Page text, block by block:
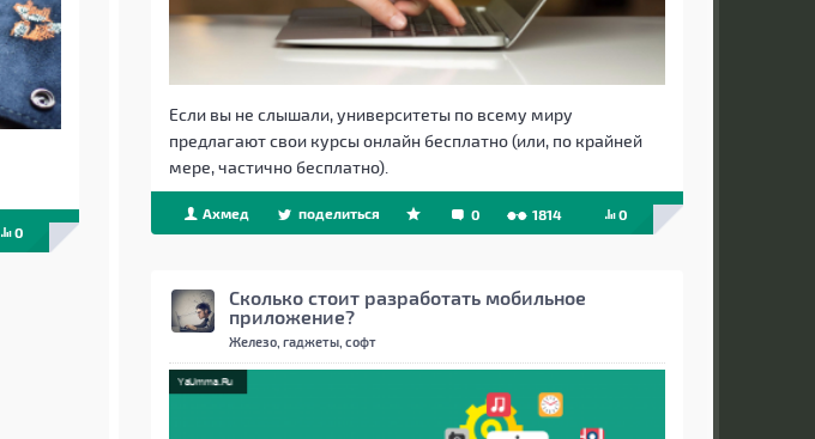
0
Если вы не слышали, университеты по всему миру
предлагают свои курсы онлайн бесплатно (или, по крайней
мере, частично бесплатно).
Ахмед поделиться 0 0
1814
Сколько стоит разработать мобильное
приложение?
Железо, гаджеты, софт